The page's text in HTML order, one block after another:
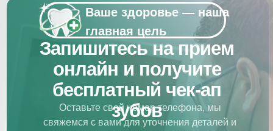
Запишитесь на прием
онлайн и получите
бесплатный чек-ап
зубов
Оставьте свой номер телефона, мы
свяжемся с вами для уточнения деталей и
Ваше здоровье — наша
главная цель